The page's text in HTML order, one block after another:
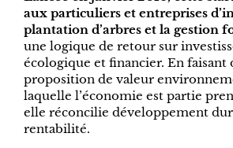
aux particuliers et entreprises
plantation d’arbres et la gestion
une logique de retour sur
écologique et financier. En faisant
proposition de valeur
laquelle l’économie est partie
elle réconcilie développement
rentabilité.